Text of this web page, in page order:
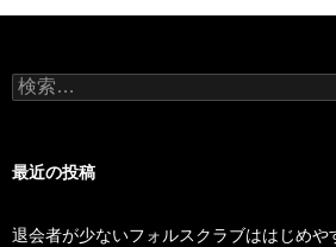
検
索:
最近の投稿
退会者が少ないフォルスクラブははじめや